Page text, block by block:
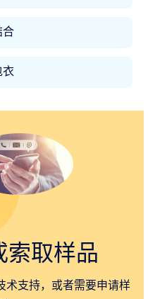
合
衣
索取样品
术支持，或者需要申请样